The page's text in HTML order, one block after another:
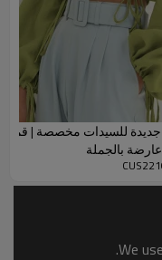
للسيدات مخصصة |
بالجملة
We